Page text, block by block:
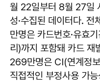
월 22일부터 8월 27일
성·수집된 데이터다.
만명은 카드번호·유효
리)까지 포함돼 카드 재
269만명은 CI(연계정
직접적인 부정사용 가